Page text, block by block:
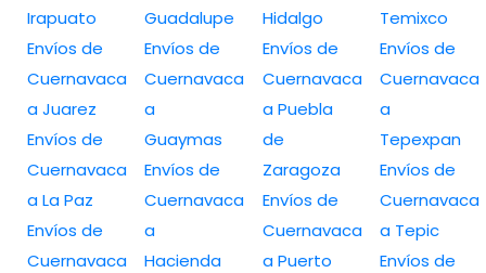
Irapuato
Envíos de
Cuernavaca
a Juarez
Envíos de
Cuernavaca
a La Paz
Envíos de
Cuernavaca
Guadalupe
Envíos de
Cuernavaca
a
Guaymas
Envíos de
Cuernavaca
a
Hacienda
Hidalgo
Envíos de
Cuernavaca
a Puebla
de
Zaragoza
Envíos de
Cuernavaca
a Puerto
Temixco
Envíos de
Cuernavaca
a
Tepexpan
Envíos de
Cuernavaca
a Tepic
Envíos de